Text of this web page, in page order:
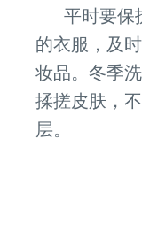
平时要保
的衣服，及
妆品。冬季
揉搓皮肤，
层。